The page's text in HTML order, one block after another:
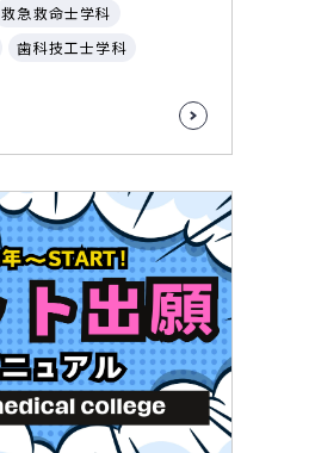
救急救命士学科
歯科技工士学科